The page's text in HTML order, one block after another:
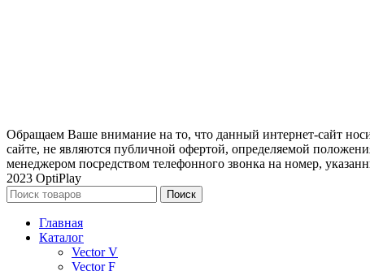
Обращаем Ваше внимание на то, что данный интернет-сайт
сайте, не являются публичной офертой, определяемой
менеджером посредством телефонного звонка на номер,
2023 OptiPlay
Поиск
Главная
Каталог
Vector V
Vector F